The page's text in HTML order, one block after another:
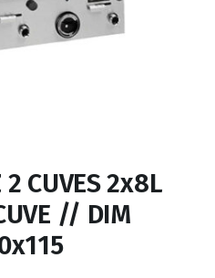
2 CUVES 2x8L
// DIM